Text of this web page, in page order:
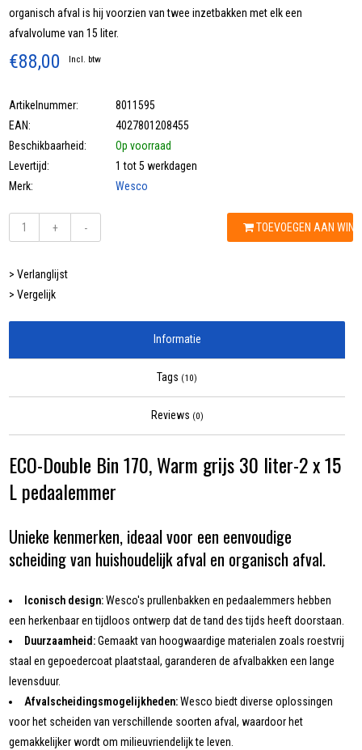
organisch afval is hij voorzien van twee inzetbakken met elk een
afvalvolume van 15 liter.
€88,00 Incl. btw
Artikelnummer:
8011595
EAN:
4027801208455
Beschikbaarheid:
Op voorraad
Levertijd:
1 tot 5 werkdagen
Merk:
Wesco
+ - TOEVOEGEN AAN
> Verlanglijst
> Vergelijk
Informatie
Tags (10)
Reviews (0)
ECO-Double Bin 170, Warm grijs 30 liter-2 x 15
L pedaalemmer
Unieke kenmerken, ideaal voor een eenvoudige
scheiding van huishoudelijk afval en organisch afval.
Iconisch design:Wesco's prullenbakken en pedaalemmers hebben
een herkenbaar en tijdloos ontwerp dat de tand des tijds heeft doorstaan.
Duurzaamheid:Gemaakt van hoogwaardige materialen zoals roestvrij
staal en gepoedercoat plaatstaal, garanderen de afvalbakken een lange
levensduur.
Afvalscheidingsmogelijkheden:Wesco biedt diverse oplossingen
voor het scheiden van verschillende soorten afval, waardoor het
gemakkelijker wordt om milieuvriendelijk te leven.